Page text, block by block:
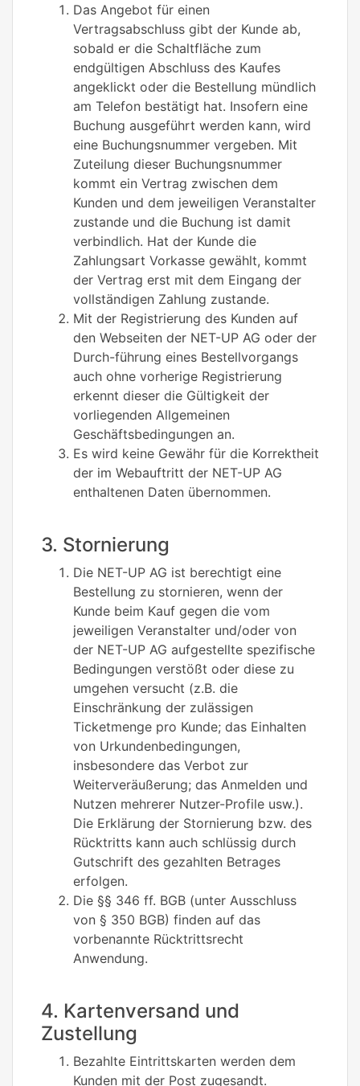
Das Angebot für einen
Vertragsabschluss gibt der Kunde ab,
sobald er die Schaltfläche zum
endgültigen Abschluss des Kaufes
angeklickt oder die Bestellung mündlich
am Telefon bestätigt hat. Insofern eine
Buchung ausgeführt werden kann, wird
eine Buchungsnummer vergeben. Mit
Zuteilung dieser Buchungsnummer
kommt ein Vertrag zwischen dem
Kunden und dem jeweiligen Veranstalter
zustande und die Buchung ist damit
verbindlich. Hat der Kunde die
Zahlungsart Vorkasse gewählt, kommt
der Vertrag erst mit dem Eingang der
vollständigen Zahlung zustande.
Mit der Registrierung des Kunden auf
den Webseiten der NET-UP AG oder der
Durch-führung eines Bestellvorgangs
auch ohne vorherige Registrierung
erkennt dieser die Gültigkeit der
vorliegenden Allgemeinen
Geschäftsbedingungen an.
Es wird keine Gewähr für die Korrektheit
der im Webauftritt der NET-UP AG
enthaltenen Daten übernommen.
3. Stornierung
Die NET-UP AG ist berechtigt eine
Bestellung zu stornieren, wenn der
Kunde beim Kauf gegen die vom
jeweiligen Veranstalter und/oder von
der NET-UP AG aufgestellte spezifische
Bedingungen verstößt oder diese zu
umgehen versucht (z.B. die
Einschränkung der zulässigen
Ticketmenge pro Kunde; das Einhalten
von Urkundenbedingungen,
insbesondere das Verbot zur
Weiterveräußerung; das Anmelden und
Nutzen mehrerer Nutzer-Profile usw.).
Die Erklärung der Stornierung bzw. des
Rücktritts kann auch schlüssig durch
Gutschrift des gezahlten Betrages
erfolgen.
Die §§ 346 ff. BGB (unter Ausschluss
von § 350 BGB) finden auf das
vorbenannte Rücktrittsrecht
Anwendung.
4. Kartenversand und
Zustellung
Bezahlte Eintrittskarten werden dem
Kunden mit der Post zugesandt.